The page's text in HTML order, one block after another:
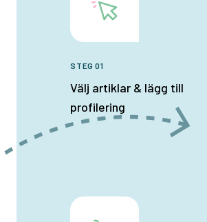
STEG 01
Välj artiklar & lägg till
profilering